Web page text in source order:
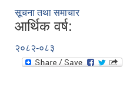
सूचना तथा समाचार
आर्थिक वर्ष:
२०८२-०८३